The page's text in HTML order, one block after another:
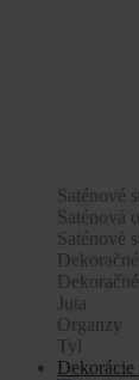
Saténové
Saténová
Saténové
Juta
Organzy
Tyl
Dekorácie